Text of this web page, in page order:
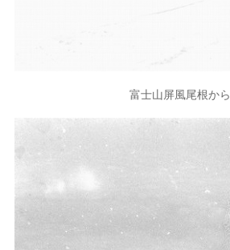
富士山屏風尾根から